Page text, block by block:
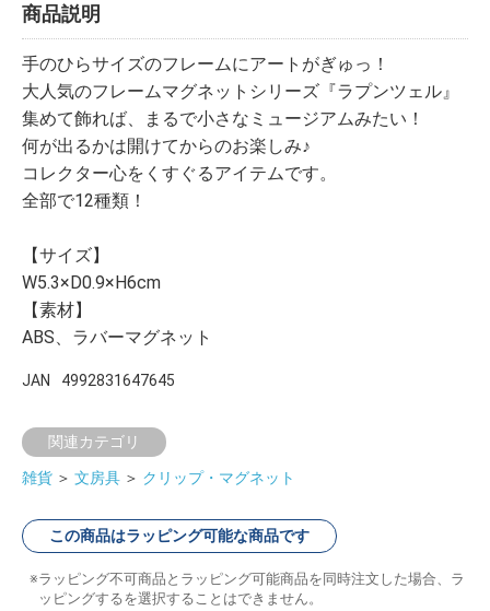
商品説明
手のひらサイズのフレームにアートがぎゅっ！
大人気のフレームマグネットシリーズ『ラプンツェル』
集めて飾れば、まるで小さなミュージアムみたい！
何が出るかは開けてからのお楽しみ♪
コレクター心をくすぐるアイテムです。
全部で12種類！
【サイズ】
W5.3×D0.9×H6cm
【素材】
ABS、ラバーマグネット
JAN 4992831647645
関連カテゴリ
雑貨 ＞ 文房具 ＞ クリップ・マグネット
この商品はラッピング可能な商品です
ラッピング不可商品とラッピング可能商品を同時注文した場合、ラ
ッピングするを選択することはできません。
イラストレ
ーター
ッズ